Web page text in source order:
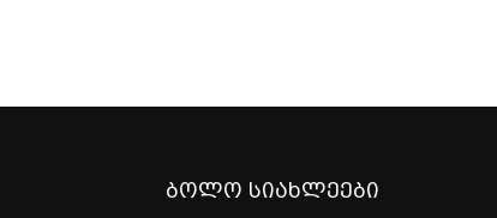
ბოლო სიახლეები